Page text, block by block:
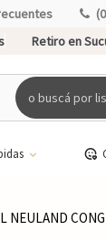
Retiro en
o buscá por
NEULAND